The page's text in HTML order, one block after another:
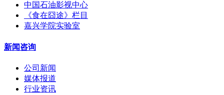
中国石油影视中心
《食在囧途》栏目
嘉兴学院实验室
新闻咨询
公司新闻
媒体报道
行业资讯